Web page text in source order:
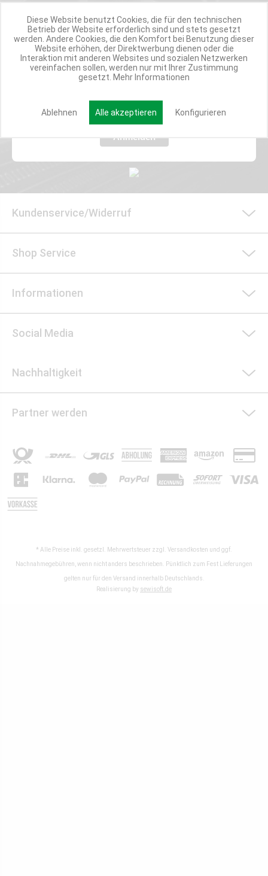
Werde Teil der Miweba Community!
Verpasse nie wieder exklusive Newsletter-Rabatte und Aktionen
Anmelden
Kundenservice/Widerruf
Shop Service
Informationen
Social Media
Nachhaltigkeit
Partner werden
* Alle Preise inkl. gesetzl. Mehrwertsteuer zzgl. Versandkosten und ggf.
Nachnahmegebühren, wenn nicht anders beschrieben. Pünktlich zum Fest Lieferungen
gelten nur für den Versand innerhalb Deutschlands.
Realisierung by sewisoft.de
Diese Website benutzt Cookies, die für den technischen
Betrieb der Website erforderlich sind und stets gesetzt
werden. Andere Cookies, die den Komfort bei Benutzung dieser
Website erhöhen, der Direktwerbung dienen oder die
Interaktion mit anderen Websites und sozialen Netzwerken
vereinfachen sollen, werden nur mit Ihrer Zustimmung
gesetzt. Mehr Informationen
Ablehnen Alle akzeptieren Konfigurieren